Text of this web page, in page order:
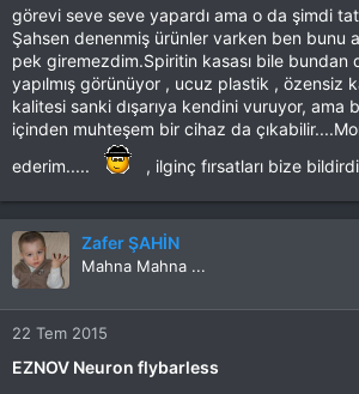
görevi seve seve yapardı ama o da şimdi
Şahsen denenmiş ürünler varken ben bunu
pek giremezdim.Spiritin kasası bile bundan
yapılmış görünüyor , ucuz plastik , özensiz
kalitesi sanki dışarıya kendini vuruyor, ama
içinden muhteşem bir cihaz da
ederim.....
, ilginç fırsatları bize
Zafer ŞAHİN
Mahna Mahna ...
22 Tem 2015
EZNOV Neuron flybarless